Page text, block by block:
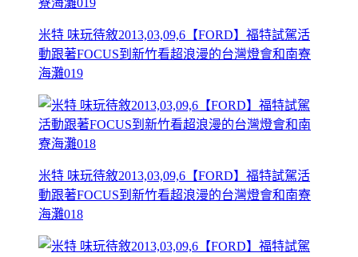
米特 味玩待敘2013,03,09,6【FORD】福特試駕活
動跟著FOCUS到新竹看超浪漫的台灣燈會和南寮
海灘019
米特 味玩待敘2013,03,09,6【FORD】福特試駕活
動跟著FOCUS到新竹看超浪漫的台灣燈會和南寮
海灘018